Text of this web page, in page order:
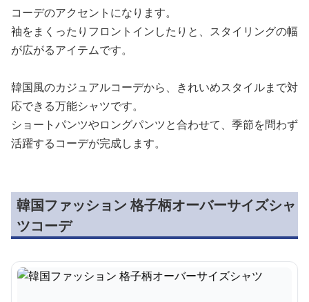
コーデのアクセントになります。
袖をまくったりフロントインしたりと、スタイリングの幅
が広がるアイテムです。
韓国風のカジュアルコーデから、きれいめスタイルまで対
応できる万能シャツです。
ショートパンツやロングパンツと合わせて、季節を問わず
活躍するコーデが完成します。
韓国ファッション 格子柄オーバーサイズシャ
ツコーデ